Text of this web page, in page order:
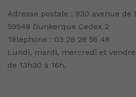
Adresse postale : 930 avenue de
59948 Dunkerque Cedex 2
Téléphone : 03 28 28 56 48
Lundi, mardi, mercredi et
de 13h30 à 16h.